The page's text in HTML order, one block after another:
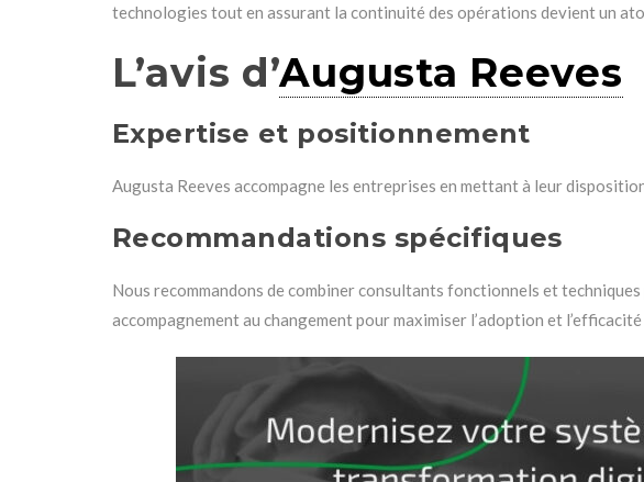
technologies tout en assurant la continuité des opérations devient un
L’avis d’Augusta Reeves
Expertise et positionnement
Augusta Reeves accompagne les entreprises en mettant à leur
Recommandations spécifiques
Nous recommandons de combiner consultants fonctionnels et
accompagnement au changement pour maximiser l’adoption et l’efficacité